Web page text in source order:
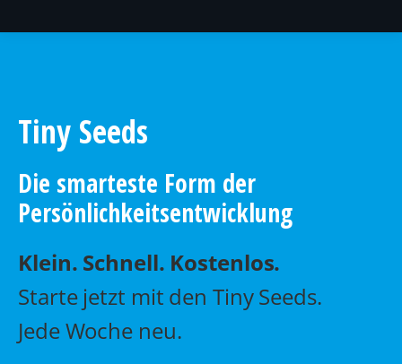
Tiny Seeds
Die smarteste Form der
Persönlichkeitsentwicklung
Klein. Schnell. Kostenlos.
Starte jetzt mit den Tiny Seeds.
Jede Woche neu.